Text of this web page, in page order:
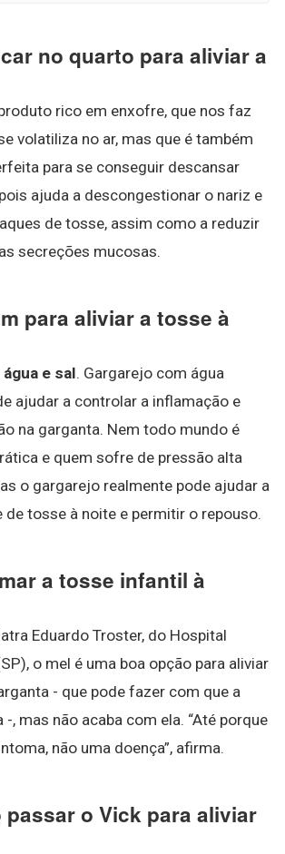
no quarto para aliviar a
rico em enxofre, que nos faz
volatiliza no ar, mas que é também
para se conseguir descansar
ajuda a descongestionar o nariz e
de tosse, assim como a reduzir
secreções mucosas.
para aliviar a tosse à
e sal. Gargarejo com água
ajudar a controlar a inflamação e
na garganta. Nem todo mundo é
e quem sofre de pressão alta
o gargarejo realmente pode ajudar a
tosse à noite e permitir o repouso.
a tosse infantil à
Eduardo Troster, do Hospital
o mel é uma boa opção para aliviar
- que pode fazer com que a
, mas não acaba com ela. “Até porque
não uma doença”, afirma.
passar o Vick para aliviar